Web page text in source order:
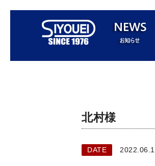
北村様
DATE